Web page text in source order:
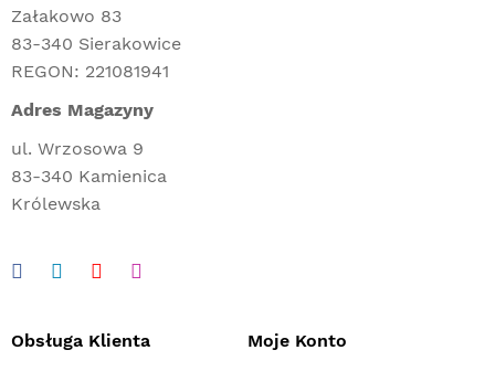
Załakowo 83
83-340 Sierakowice
REGON: 221081941
Adres Magazyny
ul. Wrzosowa 9
83-340 Kamienica
Królewska
Obsługa Klienta Moje Konto